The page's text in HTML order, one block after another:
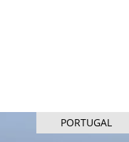
PORTUGAL